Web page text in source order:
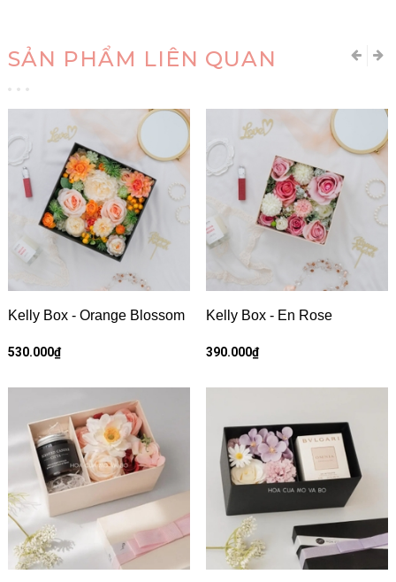
SẢN PHẨM LIÊN QUAN
Kelly Box - Orange Blossom
530.000₫
Kelly Box - En Rose
390.000₫